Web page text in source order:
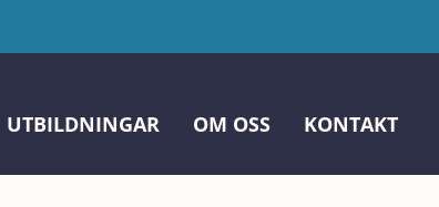
UTBILDNINGAR OM OSS KONTAKT